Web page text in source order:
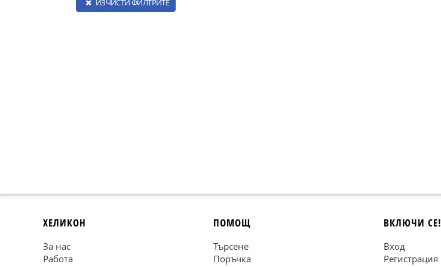
ИЗЧИСТИ ФИЛТРИТЕ
ХЕЛИКОН
За нас
Работа
ПОМОЩ
Търсене
Поръчка
ВКЛЮЧИ СЕ!
Вход
Регистрация